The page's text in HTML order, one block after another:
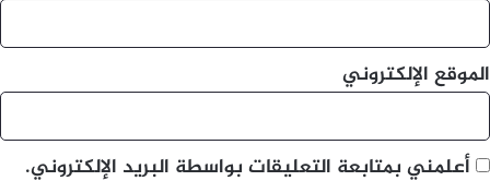
الموقع الإلكتروني
أعلمني بمتابعة التعليقات بواسطة البريد الإلكتروني.